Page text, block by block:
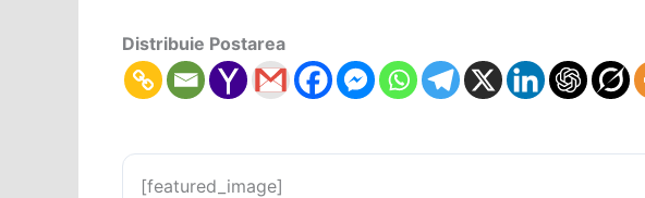
Distribuie Postarea
[featured_image]